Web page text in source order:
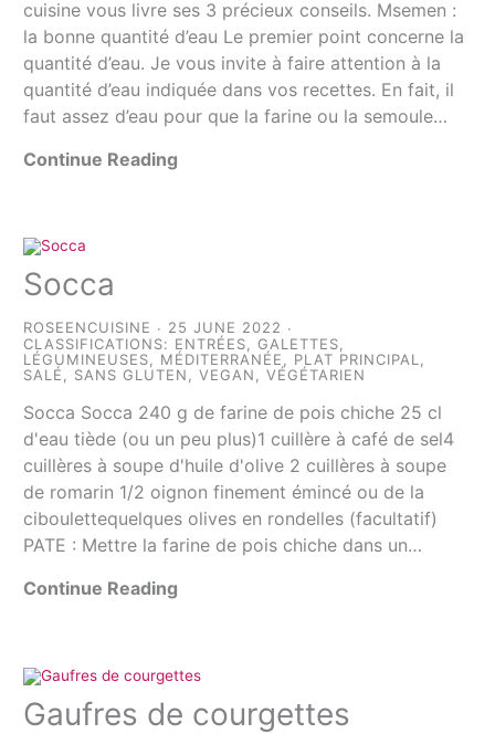
cuisine vous livre ses 3 précieux conseils. Msemen :
la bonne quantité d’eau Le premier point concerne la
quantité d’eau. Je vous invite à faire attention à la
quantité d’eau indiquée dans vos recettes. En fait, il
faut assez d’eau pour que la farine ou la semoule…
Continue Reading
Socca
ROSEENCUISINE
25 JUNE 2022
CLASSIFICATIONS: ENTRÉES ,GALETTES
LÉGUMINEUSES
MÉDITERRANÉE PLAT PRINCIPAL
SALÉ
SANS GLUTEN ,VEGAN ,VÉGÉTARIEN
Socca Socca 240 g de farine de pois chiche 25 cl
d'eau tiède (ou un peu plus)1 cuillère à café de sel4
cuillères à soupe d'huile d'olive 2 cuillères à soupe
de romarin 1/2 oignon finement émincé ou de la
ciboulettequelques olives en rondelles (facultatif)
PATE : Mettre la farine de pois chiche dans un…
Continue Reading
Gaufres de courgettes